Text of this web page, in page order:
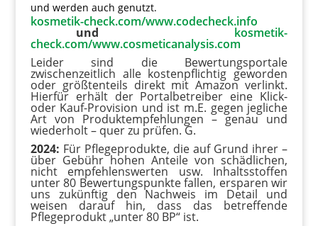
und werden auch genutzt.
kosmetik-check.com/www.codecheck.info
und kosmetik-
check.com/www.cosmeticanalysis.com
Leider sind die Bewertungsportale
zwischenzeitlich alle kostenpflichtig geworden
oder größtenteils direkt mit Amazon verlinkt.
Hierfür erhält der Portalbetreiber eine Klick-
oder Kauf-Provision und ist m.E. gegen jegliche
Art von Produktempfehlungen – genau und
wiederholt – quer zu prüfen. G.
2024: Für Pflegeprodukte, die auf Grund ihrer –
über Gebühr hohen Anteile von schädlichen,
nicht empfehlenswerten usw. Inhaltsstoffen
unter 80 Bewertungspunkte fallen, ersparen wir
uns zukünftig den Nachweis im Detail und
weisen darauf hin, dass das betreffende
Pflegeprodukt „unter 80 BP“ ist.